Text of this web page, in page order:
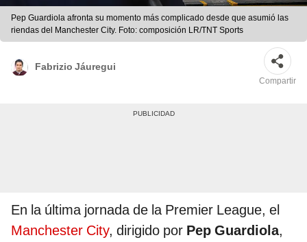
Pep Guardiola afronta su momento más complicado desde que asumió las
riendas del Manchester City. Foto: composición LR/TNT Sports
Fabrizio Jáuregui
Compartir
En la última jornada de la Premier League, el
Manchester City, dirigido por Pep Guardiola,